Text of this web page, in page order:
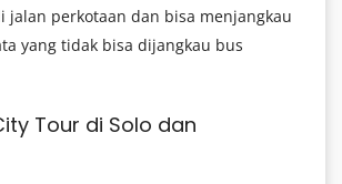
jalan perkotaan dan bisa menjangkau
yang tidak bisa dijangkau bus
Tour di Solo dan